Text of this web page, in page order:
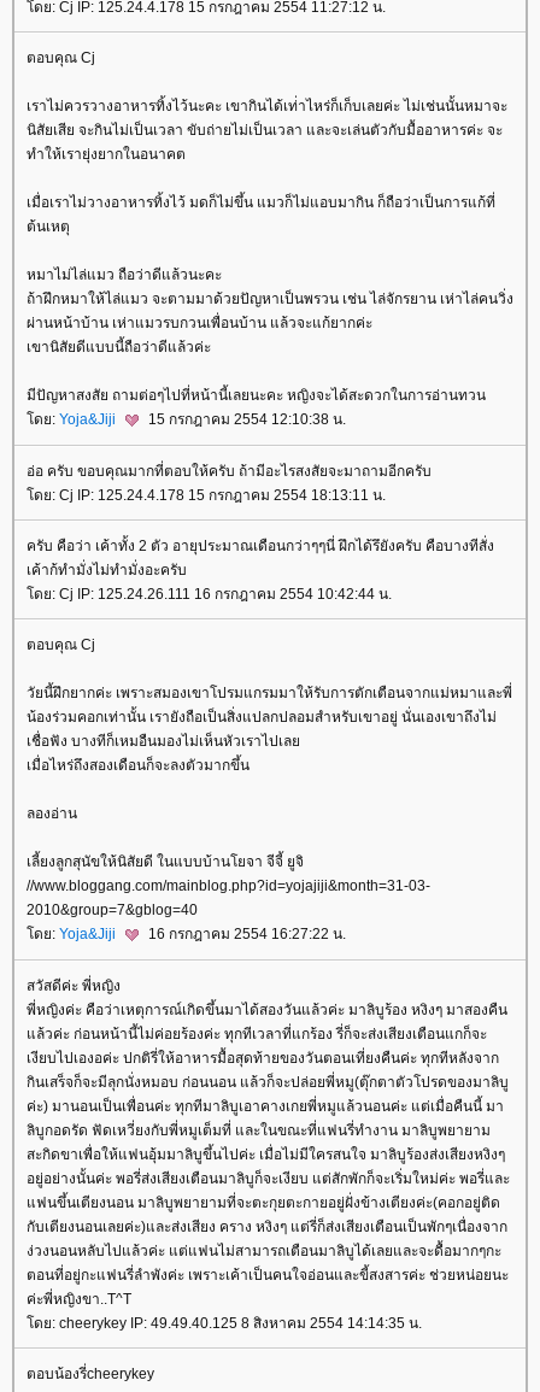
ดย: Cj IP: 125.24.4.178 15 กรกฎาคม 2554 11:27:12 น.
ตอบคุณ Cj
เราไม่ควรวางอาหารทิ้งไว้นะคะ เขากินได้เท่่าไหร่ก็เก็บเลยค่ะ ไม่เช่นนั้นหมาจะ
นิสัยเสีย จะกินไม่เป็นเวลา ขับถ่ายไม่เป็นเวลา และจะเล่นตัวกับมื้ออาหารค่ะ จะ
ทำให้เรายุ่งยากในอนาคต
เมื่อเราไม่วางอาหารทิ้งไว้ มดก็ไม่ขึ้น แมวก็ไม่แอบมากิน ก็ถือว่าเป็นการแก้ที่
ต้นเหตุ
หมาไม่ไล่แมว ถือว่าดีแล้วนะคะ
ถ้าฝึกหมาให้ไล่แมว จะตามมาด้วยปัญหาเป็นพรวน เช่น ไล่จักรยาน เห่าไล่คนวิ่ง
ผ่านหน้าบ้าน เห่าแมวรบกวนเพื่อนบ้าน แล้วจะแก้ยากค่ะ
เขานิสัยดีแบบนี้ถือว่าดีแล้วค่ะ
มีปัญหาสงสัย ถามต่อๆไปที่หน้านี้เลยนะคะ หญิงจะได้สะดวกในการอ่านทวน
ดย: Yoja&Jiji 15 กรกฎาคม 2554 12:10:38 น.
อ่อ ครับ ขอบคุณมากที่ตอบให้ครับ ถ้ามีอะไรสงสัยจะมาถามอีกครับ
ดย: Cj IP: 125.24.4.178 15 กรกฎาคม 2554 18:13:11 น.
ครับ คือว่า เค้าทั้ง 2 ตัว อายุประมาณเดือนกว่าๆๆนี่ ฝึกได้รึยังครับ คือบางทีสั่ง
เค้าก้ทำมั่งไม่ทำมั่งอะครับ
ดย: Cj IP: 125.24.26.111 16 กรกฎาคม 2554 10:42:44 น.
ตอบคุณ Cj
วัยนี้ฝึกยากค่ะ เพราะสมองเขาโปรมแกรมมาให้รับการตักเตือนจากแม่หมาและพี่
น้องร่วมคอกเท่านั้น เรายังถือเป็นสิ่งแปลกปลอมสำหรับเขาอยู่ นั่นเองเขาถึงไม่
เชื่อฟัง บางทีก็เหมอืนมองไม่เห็นหัวเราไปเล
เมื่อไหร่ถึงสองเดือนก็จะลงตัวมากขึ้น
ลองอ่าน
เลี้ยงลูกสุนัขให้นิสัยดี ในแบบบ้านโยจา จีจี้ ยูจิ
//www.bloggang.com/mainblog.php?id=yojajiji&month=31-03-
2010&group=7&gblog=40
ดย: Yoja&Jiji 16 กรกฎาคม 2554 16:27:22 น.
สวัสดีค่ะ พี่หญิง
พี่หญิงค่ะ คือว่าเหตุการณ์เกิดขึ้นมาได้สองวันแล้วค่ะ มาลิบูร้อง หงิงๆ มาสองคืน
ล้วค่ะ ก่อนหน้านี้ไม่ค่อยร้องค่ะ ทุกทีเวลาที่แกร้อง รี่ก็จะส่งเสียงเตือนแกก็จะ
เงียบไปเองอค่ะ ปกติรี่ให้อาหารมื้อสุดท้ายของวันตอนเที่ยงคืนค่ะ ทุกทีหลังจาก
กินเสร็จก็จะมีลุกนั่งหมอบ ก่อนนอน แล้วก็จะปล่อยพี่หมู(ตุ๊กตาตัวโปรดของมาลิบู
ค่ะ) มานอนเป็นเพื่อนค่ะ ทุกทีมาลิบูเอาคางเกยพี่หมูแล้วนอนค่ะ แต่เมื่อคืนนี้ มา
ลิบูกอดรัด ฟัดเหวี่ยงกับพี่หมูเต็มที่ และในขณะที่แฟนรี่ทำงาน มาลิบูพยายาม
สะกิดขาเพื่อให้แฟนอุ้มมาลิบูขึ้นไปค่ะ เมื่อไม่มีใครสนใจ มาลิบูร้องส่งเสียงหงิงๆ
อยู่อย่างนั้นค่ะ พอรี่ส่งเสียงเตือนมาลิบูก็จะเงียบ แต่สักพักก็จะเริ่มใหม่ค่ะ พอรี่และ
ฟนขึ้นเตียงนอน มาลิบูพยายามที่จะตะกุยตะกายอยู่ฝั่งข้างเตียงค่ะ(คอกอยู่ติด
กับเตียงนอนเลยค่ะ)และส่งเสียง คราง หงิงๆ แต่รี่ก็ส่งเสียงเตือนเป็นพักๆเนื่องจาก
ง่วงนอนหลับไปแล้วค่ะ แต่แฟนไม่สามารถเตือนมาลิบูได้เลยและจะดื้อมากๆกะ
ตอนที่อยู่กะแฟนรี่ลำพังค่ะ เพราะเค้าเป็นคนใจอ่อนและขี้สงสารค่ะ ช่วยหน่อยนะ
ค่ะพี่หญิงขา..T^T
ดย: cheerykey IP: 49.49.40.125 8 สิงหาคม 2554 14:14:35 น.
ตอบน้องรี่cheerykey